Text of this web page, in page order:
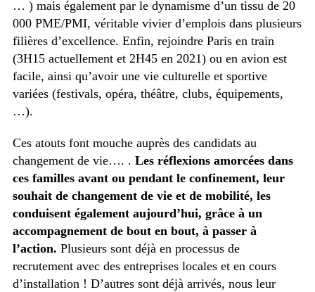
… ) mais également par le dynamisme d’un tissu de 20
000 PME/PMI, véritable vivier d’emplois dans plusieurs
filières d’excellence. Enfin, rejoindre Paris en train
(3H15 actuellement et 2H45 en 2021) ou en avion est
facile, ainsi qu’avoir une vie culturelle et sportive
variées (festivals, opéra, théâtre, clubs, équipements,
…).
Ces atouts font mouche auprès des candidats au
changement de vie…. . Les réflexions amorcées dans
ces familles avant ou pendant le confinement, leur
souhait de changement de vie et de mobilité, les
conduisent également aujourd’hui, grâce à un
accompagnement de bout en bout, à passer à
l’action. Plusieurs sont déjà en processus de
recrutement avec des entreprises locales et en cours
d’installation ! D’autres sont déjà arrivés, nous leur